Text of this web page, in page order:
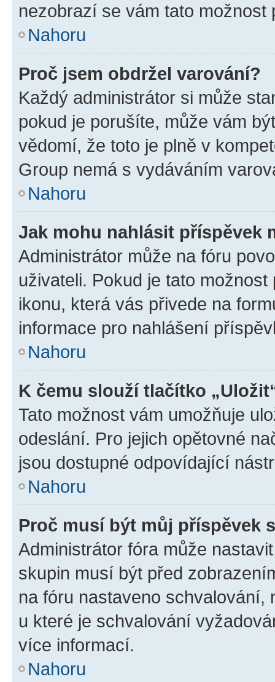
nezobrazí se vám tato
Nahoru
Proč jsem obdržel varování?
Každý administrátor si může
pokud je porušíte, může vám
vědomí, že toto je plně v
Group nemá s vydáváním
Nahoru
Jak mohu nahlásit příspěvek
Administrátor může na fóru
uživateli. Pokud je tato
ikonu, která vás přivede na
informace pro nahlášení
Nahoru
K čemu slouží tlačítko
Tato možnost vám umožňuje
odeslání. Pro jejich opětovné
jsou dostupné odpovídající
Nahoru
Proč musí být můj příspěvek
Administrátor fóra může
skupin musí být před
na fóru nastaveno schvalování,
u které je schvalování
více informací.
Nahoru